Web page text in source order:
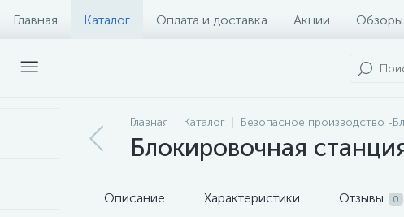
Главная Каталог Оплата и доставка Акции Обзоры
Главная Каталог Безопасное производство -
Блокировочная
Описание Характеристики Отзывы 0